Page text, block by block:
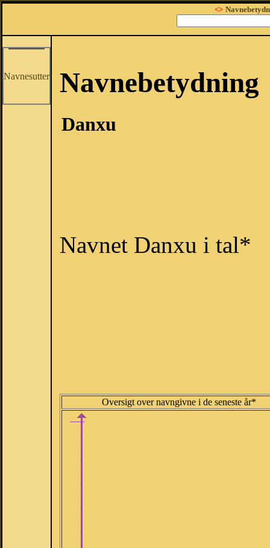
<>
Navnesutter Navnebetydning
Danxu
Navnet Danxu i tal*
Oversigt over navngivne i de seneste år*